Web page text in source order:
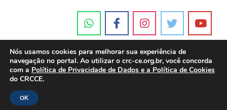
Nós usamos cookies para melhorar sua experiência de
navegação no portal. Ao utilizar o crc-ce.org.br, você concorda
com a Política de Privacidade de Dados e a Política de Cookies
do CRCCE.
OK